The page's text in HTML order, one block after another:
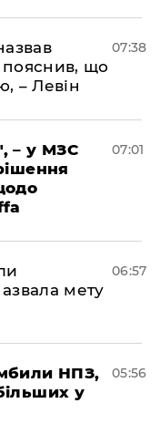
пояснив, що
– Левін
07:38
– у МЗС
07:01
мету
06:57
НПЗ,
у
05:56